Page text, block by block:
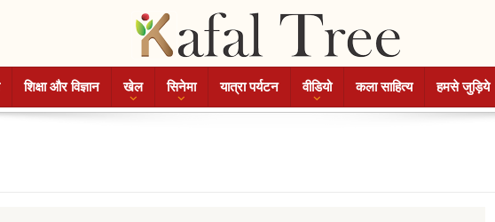
शिक्षा और विज्ञान खेल सिनेमा यात्रा पर्यटन वीडियो कला साहित्य हमसे जुड़िये